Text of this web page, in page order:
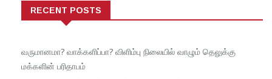
RECENT POSTS
வருமானமா? வாக்களிப்பா? விளிம்பு நிலையில் வாழும் தெலுக்கு
மக்களின் பரிதாபம்